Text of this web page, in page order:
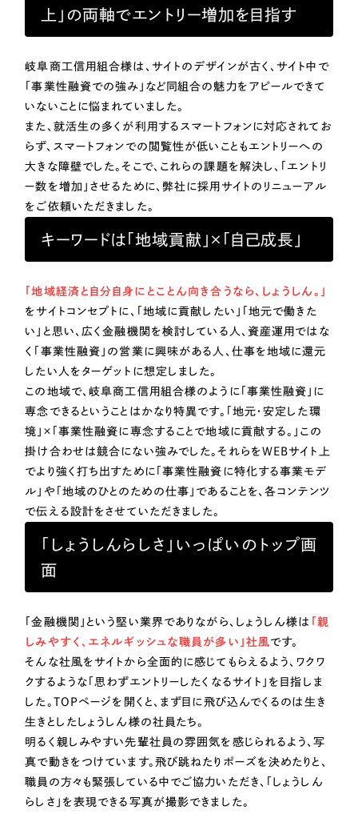
Works
制作実績
全国1,400社以上の支援実績の中から
実績の
一部をご紹介します
ブックマークしたサイト
すべて （624件）
コーポレート・企業サイト （278件）
ブランドサイト・サービスサイト
求人・採用サイト （61件）
ECサイト（オンラインショップ） （43件）
ポータルサイト・メディアサイト
LP（ランディングページ）
キャンペーン・プロモーションサイト （12件）
お客様インタビュー
自治体・官公庁
美容・エステ
IT・インターネット
教育
インフラ関連
広告・メディア・放送
不動産
農林・水産
その他サービス業
物流・運送
NPO・一般社団法人
色
ホワイト・白色
グレー・黒色
ベージュ・茶色
上」の両軸でエントリー増加を目指す
岐阜商工信用組合様は、サイトのデザインが古く、サイト中で
「事業性融資での強み」など同組合の魅力をアピールできて
いないことに悩まれていました。
また、就活生の多くが利用するスマートフォンに対応されてお
らず、スマートフォンでの閲覧性が低いこともエントリーへの
大きな障壁でした。そこで、これらの課題を解決し、「エントリ
ー数を増加」させるために、弊社に採用サイトのリニューアル
をご依頼いただきました。
キーワードは「地域貢献」×「自己成長」
「地域経済と自分自身にとことん向き合うなら、しょうしん。」
をサイトコンセプトに、「地域に貢献したい」「地元で働きた
い」と思い、広く金融機関を検討している人、資産運用ではな
く「事業性融資」の営業に興味がある人、仕事を地域に還元
したい人をターゲットに想定しました。
この地域で、岐阜商工信用組合様のように「事業性融資」に
専念できるということはかなり特異です。「地元・安定した環
境」×「事業性融資に専念することで地域に貢献する。」この
掛け合わせは競合にない強みでした。それらをWEBサイト上
でより強く打ち出すために「事業性融資に特化する事業モデ
ル」や「地域のひとのための仕事」であることを、各コンテンツ
で伝える設計をさせていただきました。
「しょうしんらしさ」いっぱいのトップ画
面
「金融機関」という堅い業界でありながら、しょうしん様は 「親
しみやすく、エネルギッシュな職員が多い」社風 です。
そんな社風をサイトから全面的に感じてもらえるよう、ワクワ
クするような「思わずエントリーしたくなるサイト」を目指しま
した。TOPページを開くと、まず目に飛び込んでくるのは生き
生きとしたしょうしん様の社員たち。
明るく親しみやすい先輩社員の雰囲気を感じられるよう、写
真で動きをつけています。飛び跳ねたりポーズを決めたりと、
職員の方々も緊張している中でご協力いただき、「しょうしん
らしさ」を表現できる写真が撮影できました。